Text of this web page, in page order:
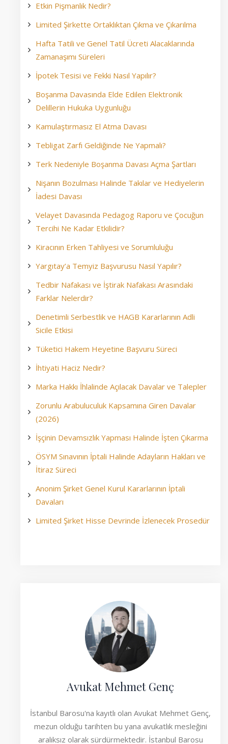
Etkin Pişmanlık Nedir?
Limited Şirkette Ortaklıktan Çıkma ve Çıkarılma
Hafta Tatili ve Genel Tatil Ücreti Alacaklarında
Zamanaşımı Süreleri
İpotek Tesisi ve Fekki Nasıl Yapılır?
Boşanma Davasında Elde Edilen Elektronik
Delillerin Hukuka Uygunluğu
Kamulaştırmasız El Atma Davası
Tebligat Zarfı Geldiğinde Ne Yapmalı?
Terk Nedeniyle Boşanma Davası Açma Şartları
Nişanın Bozulması Halinde Takılar ve Hediyelerin
İadesi Davası
Velayet Davasında Pedagog Raporu ve Çocuğun
Tercihi Ne Kadar Etkilidir?
Kiracının Erken Tahliyesi ve Sorumluluğu
Yargıtay’a Temyiz Başvurusu Nasıl Yapılır?
Tedbir Nafakası ve İştirak Nafakası Arasındaki
Farklar Nelerdir?
Denetimli Serbestlik ve HAGB Kararlarının Adli
Sicile Etkisi
Tüketici Hakem Heyetine Başvuru Süreci
İhtiyati Haciz Nedir?
Marka Hakkı İhlalinde Açılacak Davalar ve Talepler
Zorunlu Arabuluculuk Kapsamına Giren Davalar
(2026)
İşçinin Devamsızlık Yapması Halinde İşten Çıkarma
ÖSYM Sınavının İptali Halinde Adayların Hakları ve
İtiraz Süreci
Anonim Şirket Genel Kurul Kararlarının İptali
Davaları
Limited Şirket Hisse Devrinde İzlenecek Prosedür
Avukat Mehmet Genç
İstanbul Barosu'na kayıtlı olan Avukat Mehmet Genç,
mezun olduğu tarihten bu yana avukatlık mesleğini
aralıksız olarak sürdürmektedir. İstanbul Barosu